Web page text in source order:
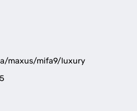
maxus/mifa9/luxury